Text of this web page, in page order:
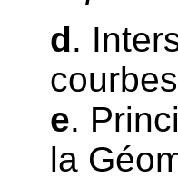
d.
e.
la